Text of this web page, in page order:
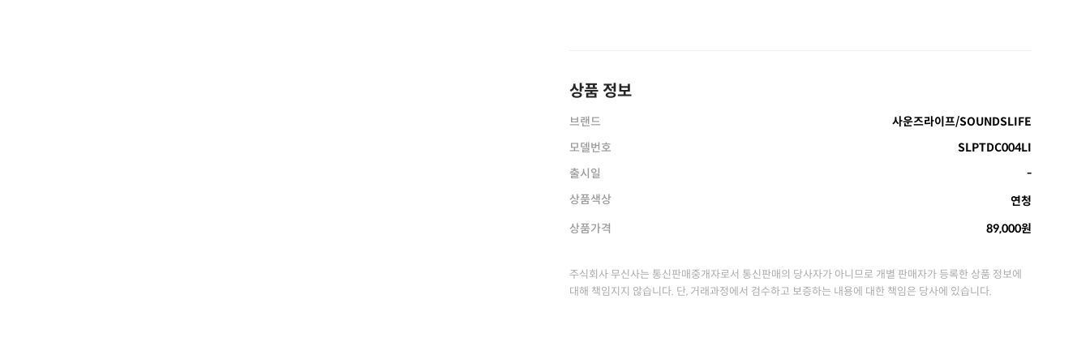
상품 정보
브랜드
사운즈라이프/SOUNDSLIFE
모델번호
SLPTDC004LI
출시일
-
상품색상
연청
상품가격
89,000원
주식회사 무신사는 통신판매중개자로서 통신판매의 당사자가 아니므로 개별 판매자가 등록한 상품 정보에
대해 책임지지 않습니다. 단, 거래과정에서 검수하고 보증하는 내용에 대한 책임은 당사에 있습니다.